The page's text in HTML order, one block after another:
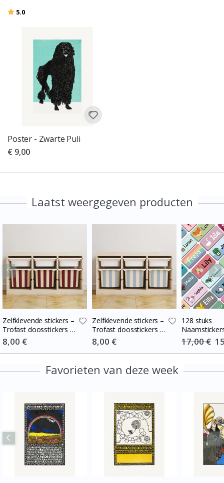
Beoordeling:
5.0
Poster - Zwarte Puli
€ 9,00
Laatst weergegeven producten
Zelfklevende stickers –
Trofast doosstickers /
Kies maat / Stripes
burgundy – cream
Special
Price
8,00 €
Zelfklevende stickers –
Trofast doosstickers /
Kies maat / Stripes
blue-cream
Special
Price
8,00 €
128 stuks
17,00 €
Favorieten van deze week